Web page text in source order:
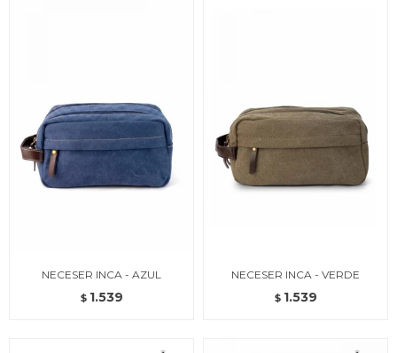
NECESER INCA - AZUL
$ 1.539
NECESER INCA - VERDE
$ 1.539